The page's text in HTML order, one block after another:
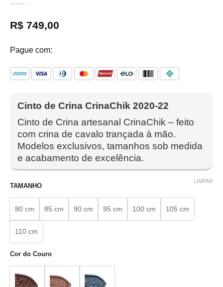
R$ 749,00
Pague com:
Cinto de Crina CrinaChik 2020-22
Cinto de Crina artesanal CrinaChik – feito
com crina de cavalo trançada à mão.
Modelos exclusivos, tamanhos sob medida
e acabamento de excelência.
TAMANHO
80 cm 85 cm 90 cm 95 cm 100 cm 105 cm
110 cm
Cor do Couro
LIMPAR